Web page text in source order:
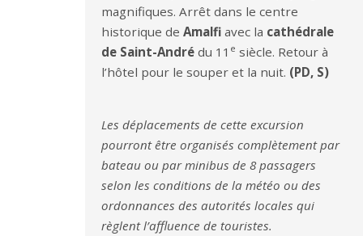
magnifiques. Arrêt dans le centre
historique de Amalfi avec la cathédrale
de Saint-André du 11 e siècle. Retour à
l’hôtel pour le souper et la nuit. (PD, S)
Les déplacements de cette excursion
pourront être organisés complètement par
bateau ou par minibus de 8 passagers
selon les conditions de la météo ou des
ordonnances des autorités locales qui
règlent l’affluence de touristes.